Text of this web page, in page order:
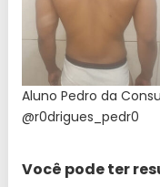
Aluno Pedro da
@r0drigues_pedr0
Você pode ter